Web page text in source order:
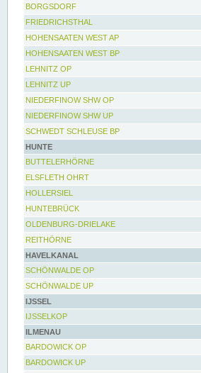
BORGSDORF
FRIEDRICHSTHAL
HOHENSAATEN WEST AP
HOHENSAATEN WEST BP
LEHNITZ OP
LEHNITZ UP
NIEDERFINOW SHW OP
NIEDERFINOW SHW UP
SCHWEDT SCHLEUSE BP
HUNTE
BUTTELERHÖRNE
ELSFLETH OHRT
HOLLERSIEL
HUNTEBRÜCK
OLDENBURG-DRIELAKE
REITHÖRNE
HAVELKANAL
SCHÖNWALDE OP
SCHÖNWALDE UP
IJSSEL
IJSSELKOP
ILMENAU
BARDOWICK OP
BARDOWICK UP